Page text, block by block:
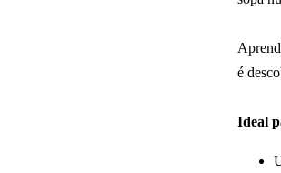
é
Ideal